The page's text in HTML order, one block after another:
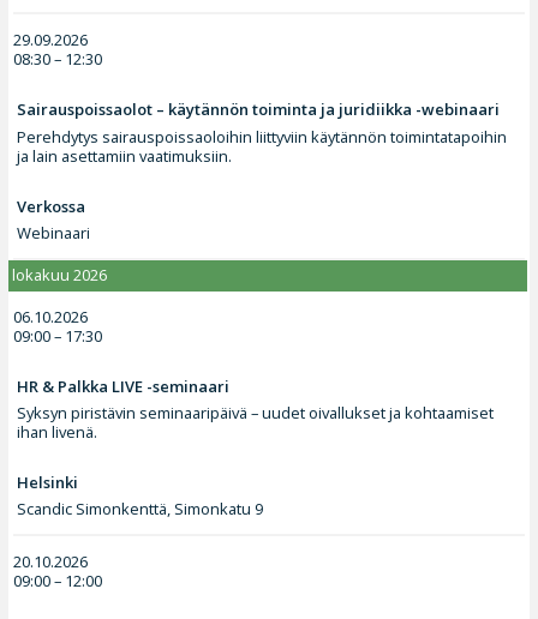
29.09.2026
08:30 – 12:30
Sairauspoissaolot – käytännön toiminta ja juridiikka -webinaari
Perehdytys sairauspoissaoloihin liittyviin käytännön toimintatapoihin
ja lain asettamiin vaatimuksiin.
Verkossa
Webinaari
lokakuu 2026
06.10.2026
09:00 – 17:30
HR & Palkka LIVE -seminaari
Syksyn piristävin seminaaripäivä – uudet oivallukset ja kohtaamiset
ihan livenä.
Helsinki
Scandic Simonkenttä, Simonkatu 9
20.10.2026
09:00 – 12:00